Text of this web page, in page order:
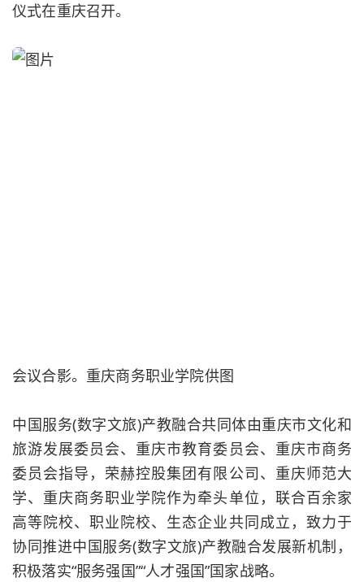
仪式在重庆召开。
会议合影。重庆商务职业学院供图
中国服务(数字文旅)产教融合共同体由重庆市文化和
旅游发展委员会、重庆市教育委员会、重庆市商务
委员会指导，荣赫控股集团有限公司、重庆师范大
学、重庆商务职业学院作为牵头单位，联合百余家
高等院校、职业院校、生态企业共同成立，致力于
协同推进中国服务(数字文旅)产教融合发展新机制，
积极落实“服务强国”“人才强国”国家战略。